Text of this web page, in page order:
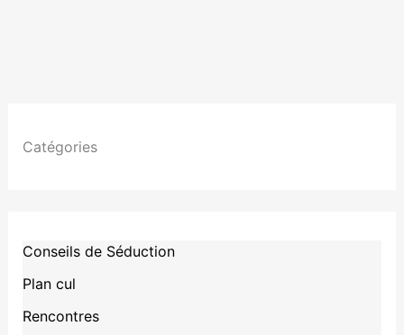
Catégories
Conseils de Séduction
Plan cul
Rencontres